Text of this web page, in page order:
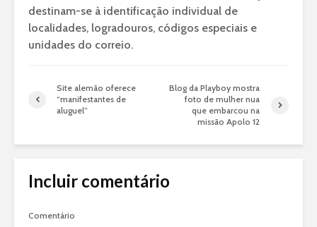
destinam-se à identificação individual de
localidades, logradouros, códigos especiais e
unidades do correio.
Site alemão oferece
“manifestantes de
aluguel”
Blog da Playboy mostra
foto de mulher nua
que embarcou na
missão Apolo 12
Incluir comentário
Comentário